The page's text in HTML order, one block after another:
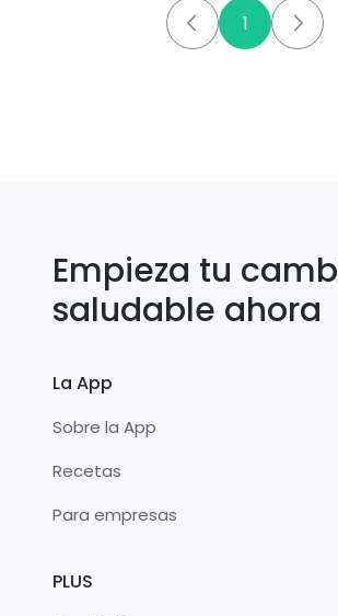
1
Empieza tu
saludable ahora
La App
Sobre la App
Recetas
Para empresas
PLUS